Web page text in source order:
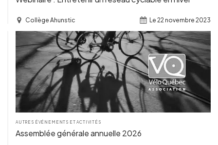
Collège Ahunstic Le 22 novembre 2023
TERMINÉ
AUTRES ÉVÉNEMENTS ET ACTIVITÉS
Assemblée générale annuelle 2026